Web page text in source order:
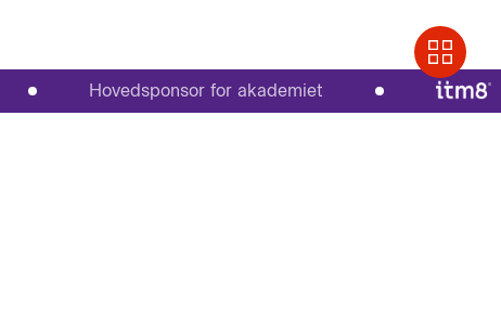
Hovedsponsor for akademiet